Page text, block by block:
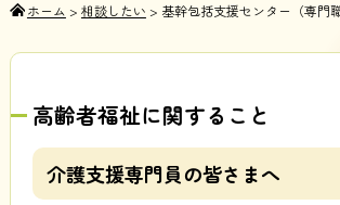
ホーム > 相談したい > 基幹包括支援センター（専門
高齢者福祉に関すること
介護支援専門員の皆さまへ